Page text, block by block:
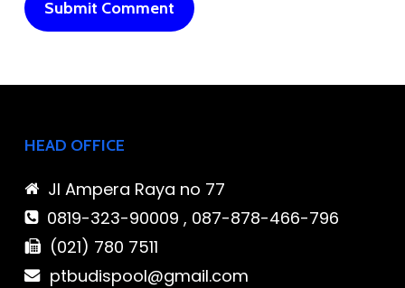
HEAD OFFICE
Jl Ampera Raya no 77
0819-323-90009 , 087-878-466-796
(021) 780 7511
ptbudispool@gmail.com